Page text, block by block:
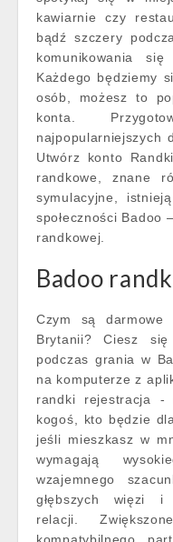
kawiarnie czy
bądź szczery
komunikowania
Każdego będziemy
osób, możesz to
konta.
najpopularniejszych
Utwórz konto
randkowe, znane
symulacyjne,
społeczności
randkowej.
Badoo
Czym są darmowe
Brytanii? Ciesz się
podczas grania w
na komputerze z
randki rejestracja -
kogoś, kto będzie
jeśli mieszkasz w
wymagają
wzajemnego
głębszych więzi i
relacji.